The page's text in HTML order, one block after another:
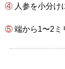
④ 人参を小分け
⑤ 端から1〜2ミ